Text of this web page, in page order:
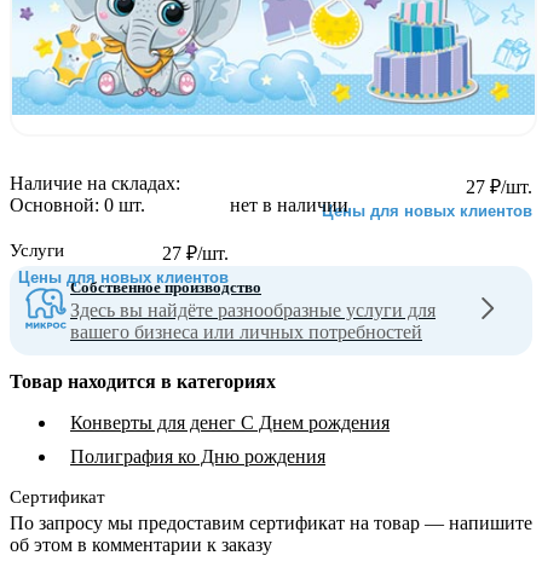
27 ₽/шт.
Цены для новых клиентов
нет в наличии
27 ₽/шт.
Цены для новых клиентов
Наличие на складах:
Основной: 0 шт.
Услуги
Собственное производство
Здесь вы найдёте разнообразные услуги для
вашего бизнеса или личных потребностей
Товар находится в категориях
Конверты для денег С Днем рождения
Полиграфия ко Дню рождения
Сертификат
По запросу мы предоставим сертификат на товар — напишите
об этом в комментарии к заказу